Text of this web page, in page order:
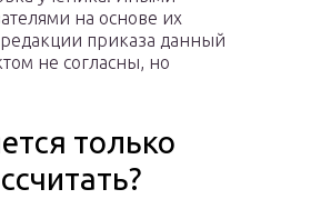
на основе их
приказа данный
не согласны, но
только